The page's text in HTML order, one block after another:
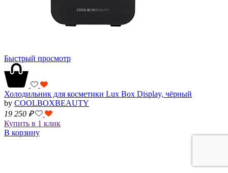
Быстрый просмотр
Холодильник для косметики Lux Box Display, чёрный
by COOLBOXBEAUTY
19 250 ₽
Купить в 1 клик
В корзину